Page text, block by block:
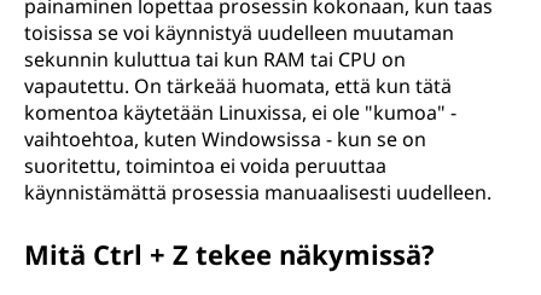
painaminen lopettaa prosessin kokonaan, kun taas
toisissa se voi käynnistyä uudelleen muutaman
sekunnin kuluttua tai kun RAM tai CPU on
vapautettu. On tärkeää huomata, että kun tätä
komentoa käytetään Linuxissa, ei ole "kumoa" -
vaihtoehtoa, kuten Windowsissa - kun se on
suoritettu, toimintoa ei voida peruuttaa
käynnistämättä prosessia manuaalisesti uudelleen.
Mitä Ctrl + Z tekee näkymissä?